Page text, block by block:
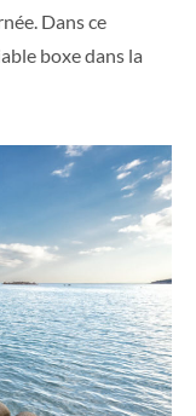
Dans ce
boxe dans la